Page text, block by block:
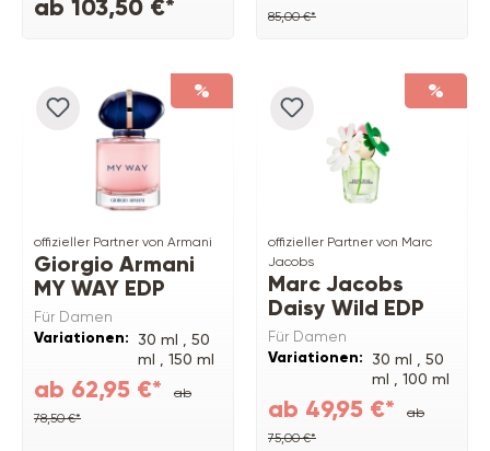
ab 103,50 €* 85,00 €*
%
offizieller Partner von Armani
Giorgio Armani
MY WAY EDP
Für Damen
Variationen: 30 ml , 50
ml , 150 ml
Refill ,
ml
ab 62,95 €*
ab
78,50 €*
%
offizieller Partner von Marc
Jacobs
Marc Jacobs
Daisy Wild EDP
Für Damen
Variationen: 30 ml , 50
ml , 100 ml
,150 ml
Refill
ab 49,95 €*
ab
75,00 €*